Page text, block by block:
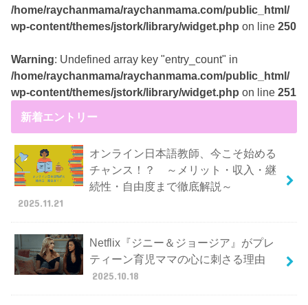
/home/raychanmama/raychanmama.com/public_html/
wp-content/themes/jstork/library/widget.php on line250
Warning: Undefined array key "entry_count" in
/home/raychanmama/raychanmama.com/public_html/
wp-content/themes/jstork/library/widget.php on line251
新着エントリー
オンライン日本語教師、今こそ始める
チャンス！？ ～メリット・収入・継
続性・自由度まで徹底解説～
2025.11.21
Netflix『ジニー＆ジョージア』がプレ
ティーン育児ママの心に刺さる理由
2025.10.18